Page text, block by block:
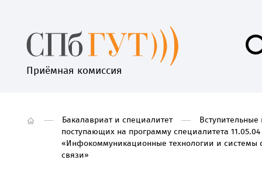
Приёмная комиссия
Бакалавриат и специалитет
поступающих на программу специалитета 11.05.04
«Инфокоммуникационные технологии и системы
связи»